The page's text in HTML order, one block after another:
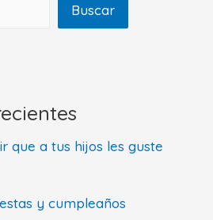
Buscar
que a tus hijos les guste
y cumpleaños